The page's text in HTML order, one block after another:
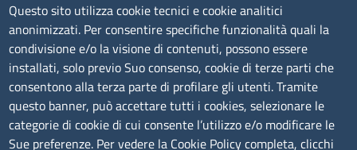
EMAIL: info.sni@unioncamere.it
C.F.: 01484460587
P.Iva: 01000211001
SERVIZIO REALIZZATO DA
Questo sito utilizza cookie tecnici e cookie analitici
anonimizzati. Per consentire specifiche funzionalità quali la
condivisione e/o la visione di contenuti, possono essere
installati, solo previo Suo consenso, cookie di terze parti che
consentono alla terza parte di profilare gli utenti. Tramite
questo banner, può accettare tutti i cookies, selezionare le
categorie di cookie di cui consente l’utilizzo e/o modificare le
Sue preferenze. Per vedere la Cookie Policy completa, clicchi